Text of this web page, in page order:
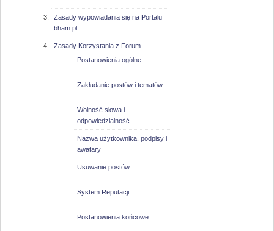
Zasady wypowiadania się na Portalu
bham.pl
Zasady Korzystania z Forum
Postanowienia ogólne
Zakładanie postów i tematów
Wolność słowa i
odpowiedzialność
Nazwa użytkownika, podpisy i
awatary
Usuwanie postów
System Reputacji
Postanowienia końcowe